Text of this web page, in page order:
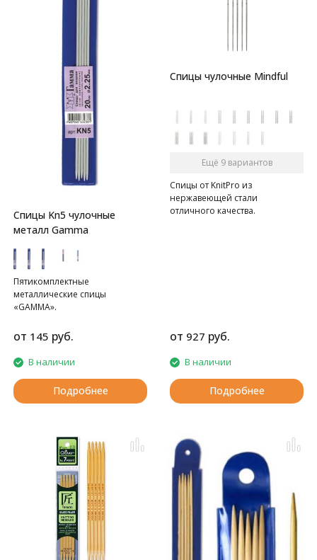
Спицы Kn5 чулочные
металл Gamma
Пятикомплектные
металлические спицы
«GAMMA».
от 145 руб.
В наличии
Подробнее
Спицы чулочные Mindful
Ещё 9 вариантов
Спицы от KnitPro из
нержавеющей стали
отличного качества.
от 927 руб.
В наличии
Подробнее